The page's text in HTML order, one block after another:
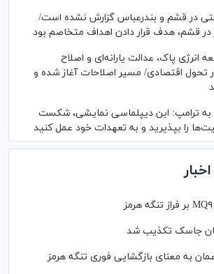
در قشم و بندرعباس گزارش نشده است/
در قشم، هدف قرار دادن اهداف متخاصم بود
انرژی پاک، عدالت یارانه‌ای و اصلاح
اقتصادی/ مسیر اصلاحات آغاز شده و
به ترامپ: این دیپلماسی نمایشی، شکست
را بپذیرید و به تعهدات خود عمل کنید
جاسک تکذیب شد
به معنای بازگشایی فوری تنگه هرمز